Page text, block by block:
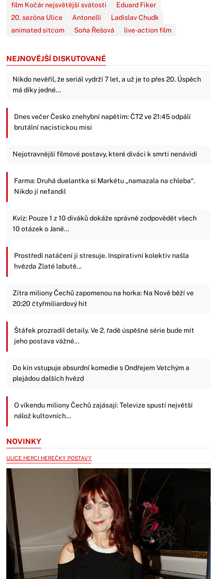
film Kočár nejsvětější svátosti
Eduard Fiker
20. sezóna Ulice
Antonelli
Ladislav Chudk
animated sitcom
Soňa Řešová live-action film
NEJNOVĚJŠÍ DISKUTOVANÉ
Nikdo nevěřil, že seriál vydrží 7 let, a už je to přes 20. Úspěch
má díky jedné…
Dnes večer Česko znehybní napětím: ČT2 ve 21:45 odpálí
brutální nacistickou misi
Nejotravnější filmové postavy, které diváci k smrti nenávidí
Farma: Druhá duelantka si Markétu „namazala na chleba“.
Nikdo jí nefandil
Kvíz: Pouze 1 z 10 diváků dokáže správně zodpovědět všech
10 otázek o Janě…
Prostředí natáčení ji stresuje. Inspirativní kolektiv našla
hvězda Zlaté labutě…
Zítra miliony Čechů zapomenou na horka: Na Nově běží ve
20:20 čtyřmiliardový hit
Štáfek prozradil detaily. Ve 2. řadě úspěšné série bude mít
jeho postava vážné…
Do kin vstupuje absurdní komedie s Ondřejem Vetchým a
plejádou dalších hvězd
O víkendu miliony Čechů zajásají: Televize spustí největší
nálož kultovních…
NOVINKY
ULICE HERCI HEREČKY POSTAVY